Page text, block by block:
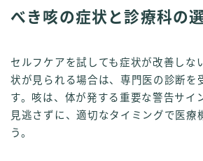
べき咳の症状と診療科の
セルフケアを試しても症状が改善しな
状が見られる場合は、専門医の診断を
す。咳は、体が発する重要な警告サイ
見逃さずに、適切なタイミングで医療
う。